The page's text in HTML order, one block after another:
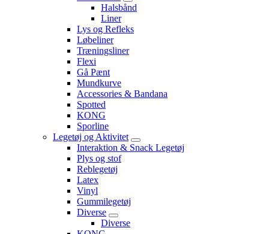
Halsbånd
Liner
Lys og Refleks
Løbeliner
Træningsliner
Flexi
Gå Pænt
Mundkurve
Accessories & Bandana
Spotted
KONG
Sporline
Legetøj og Aktivitet
Interaktion & Snack Legetøj
Plys og stof
Reblegetøj
Latex
Vinyl
Gummilegetøj
Diverse
Diverse